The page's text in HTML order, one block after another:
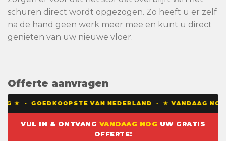
schuren direct wordt opgezogen. Zo heeft u er zelf
na de hand geen werk meer mee en kunt u direct
genieten van uw nieuwe vloer.
Offerte aanvragen
★ · GOEDKOOPSTE VAN NEDERLAND · ★ VANDAAG
VUL IN & ONTVANG VANDAAG NOG UW GRATIS
OFFERTE!